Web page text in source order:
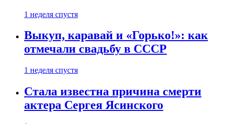
1 неделя спустя
Выкуп, каравай и «Горько!»: как
отмечали свадьбу в СССР
1 неделя спустя
Стала известна причина смерти
актера Сергея Ясинского